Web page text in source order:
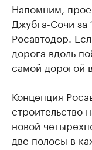
Напомним,
Джубга-Сочи за
Росавтодор.
дорога вдоль
самой дорогой
Концепция
строительство
новой
две полосы в